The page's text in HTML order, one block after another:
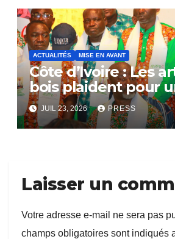
ACTUALITÉS MISE EN AVANT
Côte d’Ivoire : Les
bois plaident pour
dialogue national
JUIL 23, 2026 PRESS
Laisser un
Votre adresse e-mail ne sera pas
champs obligatoires sont indiqués